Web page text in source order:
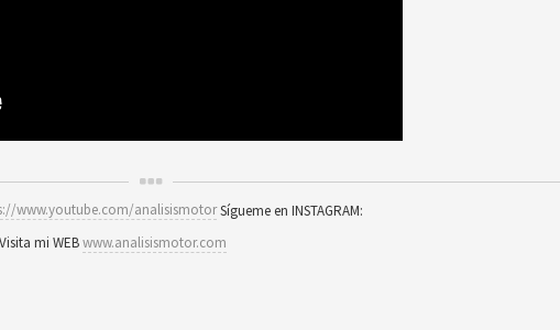
www.youtube.com/analisismotorSígueme en INSTAGRAM:
Visita mi WEBwww.analisismotor.com